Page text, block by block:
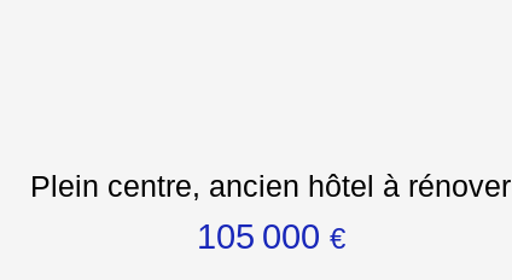
Plein centre, ancien hôtel à rénover
105 000 €